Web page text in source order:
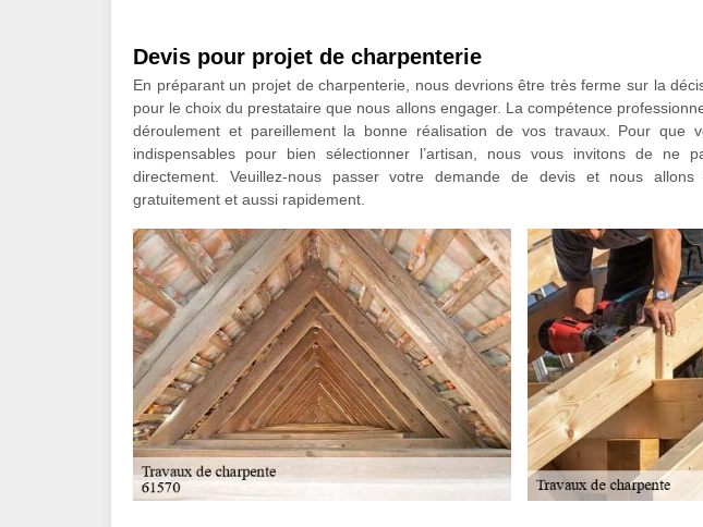
Devis pour projet de charpenterie
En préparant un projet de charpenterie, nous devrions être très ferme sur la
pour le choix du prestataire que nous allons engager. La compétence
déroulement et pareillement la bonne réalisation de vos travaux. Pour que
indispensables pour bien sélectionner l’artisan, nous vous invitons de ne
directement. Veuillez-nous passer votre demande de devis et nous
gratuitement et aussi rapidement.